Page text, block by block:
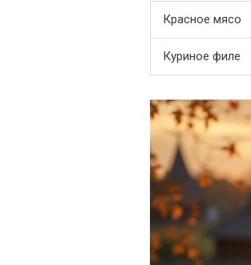
Красное мясо
Куриное филе